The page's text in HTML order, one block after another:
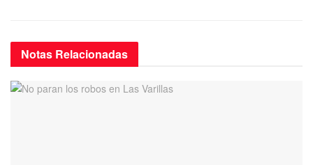
Notas Relacionadas